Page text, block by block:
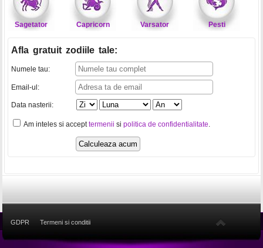
Sagetator Capricorn Varsator Pesti
Afla gratuit zodiile tale:
Numele tau:
Email-ul:
Data nasterii:
Am inteles si accepttermenii si politica de confidentialitate
GDPR Termeni si conditii